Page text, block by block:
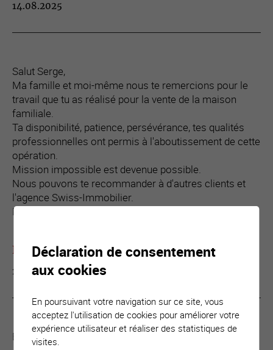
14.08.2025
Salut Serge,
Ma famille et moi-même nous te remercions pour le
travail que tu as réalisé pour la vente de la maison
familiale.
Ta disponibilité, patience, persévérance, tes qualités
professionnelles ont permis à l'aboutissement de cette
opération.
Mission impossible est devenue possible.
Nous pouvons te recommander à d'autres clients et
l'agence Swiss-Immobilier.
Meilleures salutations.
Famille Darbellay , Liddes
14.08.2025
Bonjour Monsieur Lagger,
Déclaration de consentement
aux cookies
En poursuivant votre navigation sur ce site, vous
acceptez l'utilisation de cookies pour améliorer votre
expérience utilisateur et réaliser des statistiques de
visites.